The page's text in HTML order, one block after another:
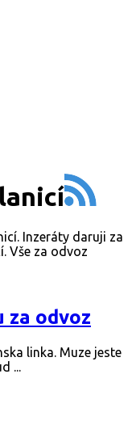
Inzeráty daruji za
Vše za odvoz
za odvoz
linka. Muze jeste
...